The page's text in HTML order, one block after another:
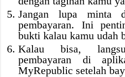
Jangan lupa minta
pembayaran. Ini
bukti kalau kamu udah
Kalau bisa,
pembayaran di
MyRepublic setelah